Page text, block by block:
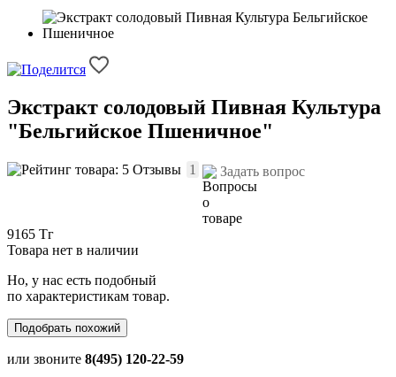
Экстракт солодовый Пивная Культура
"Бельгийское Пшеничное"
Отзывы 1 Задать вопрос
9165 Тг
Товара нет в наличии
Но, у нас есть подобный
по характеристикам товар.
Подобрать похожий
или звоните 8(495) 120-22-59